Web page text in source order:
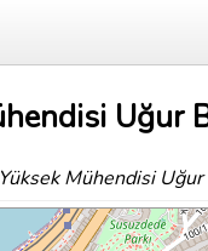
Uğur
Mühendisi Uğur